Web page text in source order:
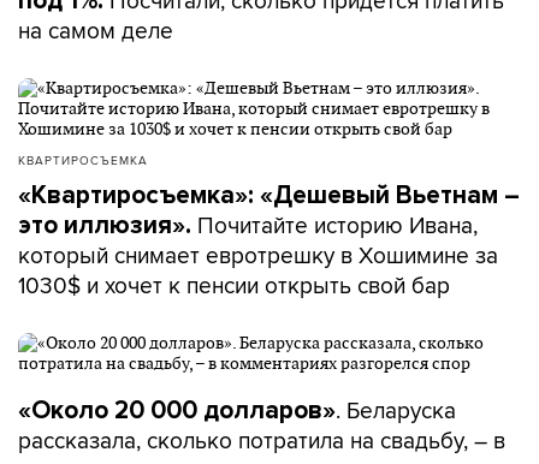
на самом деле
КВАРТИРОСЪЕМКА
«Квартиросъемка»: «Дешевый Вьетнам –
это иллюзия». Почитайте историю Ивана,
который снимает евротрешку в Хошимине за
1030$ и хочет к пенсии открыть свой бар
«Около 20 000 долларов». Беларуска
рассказала, сколько потратила на свадьбу, – в